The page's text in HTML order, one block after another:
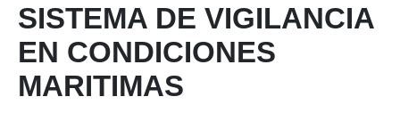
SISTEMA DE VIGILANCIA
EN CONDICIONES
MARITIMAS